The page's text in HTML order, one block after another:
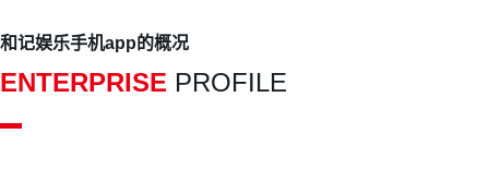
和记娱乐手机app的概况
ENTERPRISE PROFILE